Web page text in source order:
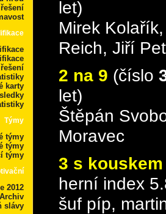
karty
Týmy
týmy
týmy
týmy
2012
slávy
let)
Mirek
Reich, Jiří
2 na 9 (číslo
let)
Štěpán
Moravec
3 s
herní index
šuf píp,